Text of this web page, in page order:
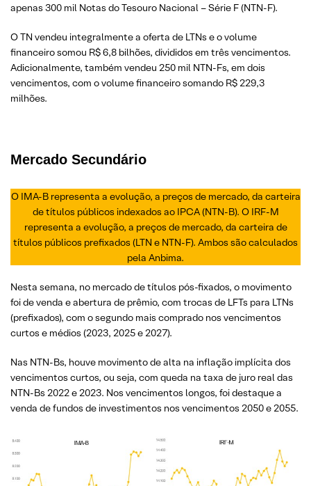
apenas 300 mil Notas do Tesouro Nacional – Série F (NTN-F).
O TN vendeu integralmente a oferta de LTNs e o volume
financeiro somou R$ 6,8 bilhões, divididos em três vencimentos.
Adicionalmente, também vendeu 250 mil NTN-Fs, em dois
vencimentos, com o volume financeiro somando R$ 229,3
milhões.
Mercado Secundário
O IMA-B representa a evolução, a preços de mercado, da carteira
de títulos públicos indexados ao IPCA (NTN-B). O IRF-M
representa a evolução, a preços de mercado, da carteira de
títulos públicos prefixados (LTN e NTN-F). Ambos são calculados
pela Anbima.
Nesta semana, no mercado de títulos pós-fixados, o movimento
foi de venda e abertura de prêmio, com trocas de LFTs para LTNs
(prefixados), com o segundo mais comprado nos vencimentos
curtos e médios (2023, 2025 e 2027).
Nas NTN-Bs, houve movimento de alta na inflação implícita dos
vencimentos curtos, ou seja, com queda na taxa de juro real das
NTN-Bs 2022 e 2023. Nos vencimentos longos, foi destaque a
venda de fundos de investimentos nos vencimentos 2050 e 2055.